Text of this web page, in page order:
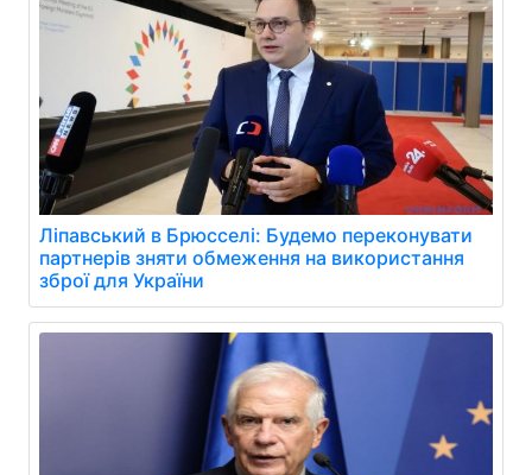
Ліпавський в Брюсселі: Будемо переконувати
партнерів зняти обмеження на використання
зброї для України